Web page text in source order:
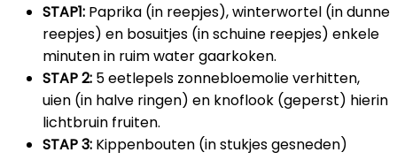
STAP1: Paprika (in reepjes), winterwortel (in dunne
reepjes) en bosuitjes (in schuine reepjes) enkele
minuten in ruim water gaarkoken.
STAP 2: 5 eetlepels zonnebloemolie verhitten,
uien (in halve ringen) en knoflook (geperst) hierin
lichtbruin fruiten.
STAP 3: Kippenbouten (in stukjes gesneden)